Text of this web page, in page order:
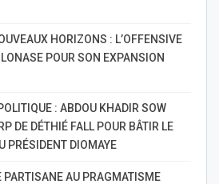
HORIZONS : L’OFFENSIVE
POUR SON EXPANSION
: ABDOU KHADIR SOW
DE DÉTHIÉ FALL POUR BÂTIR LE
PRÉSIDENT DIOMAYE
PARTISANE AU PRAGMATISME